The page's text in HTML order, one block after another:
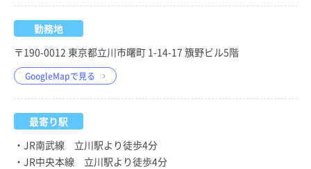
勤務地
〒190-0012 東京都立川市曙町 1-14-17 籏野ビル5階
GoogleMapで見る
最寄り駅
・JR南武線 立川駅より徒歩4分
・JR中央本線 立川駅より徒歩4分